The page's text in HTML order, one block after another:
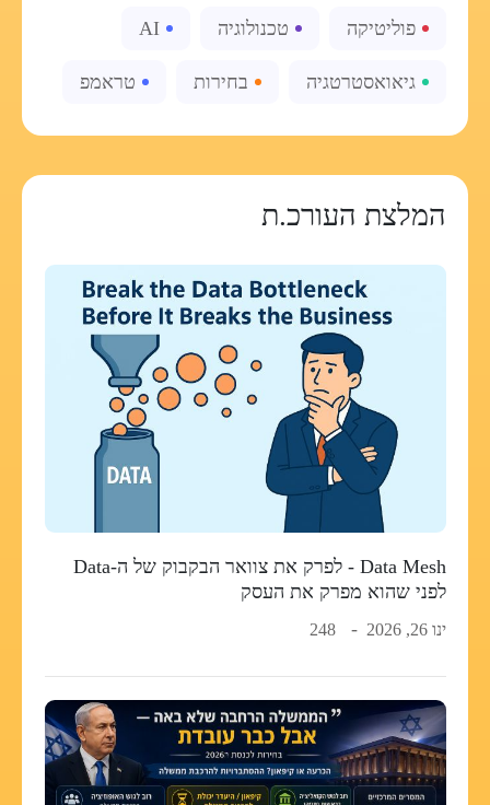
פוליטיקה טכנולוגיה AI
גיאואסטרטגיה בחירות טראמפ
המלצת העורכ.ת
Data Mesh - לפרק את צוואר הבקבוק של ה-Data
לפני שהוא מפרק את העסק
ינו 26, 2026 248